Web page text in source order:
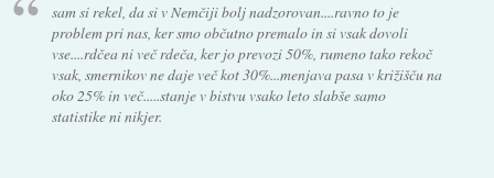
sam si rekel, da si v Nemčiji bolj nadzorovan....ravno to je
problem pri nas, ker smo občutno premalo in si vsak dovoli
vse....rdčea ni več rdeča, ker jo prevozi 50%, rumeno tako rekoč
vsak, smernikov ne daje več kot 30%...menjava pasa v križišču na
oko 25% in več.....stanje v bistvu vsako leto slabše samo
statistike ni nikjer.